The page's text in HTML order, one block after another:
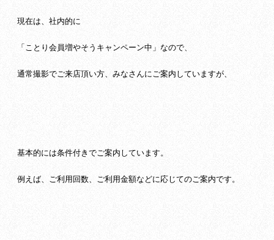
現在は、社内的に
「ことり会員増やそうキャンペーン中」なので、
通常撮影でご来店頂い方、みなさんにご案内していますが、
基本的には条件付きでご案内しています。
例えば、ご利用回数、ご利用金額などに応じてのご案内です。